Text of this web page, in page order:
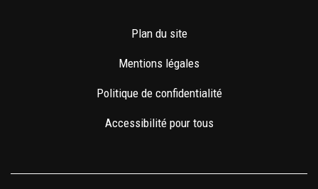
Plan du site
Mentions légales
Politique de confidentialité
Accessibilité pour tous